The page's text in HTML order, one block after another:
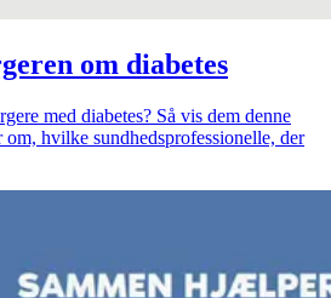
om diabetes
med diabetes? Så vis dem denne
hvilke sundhedsprofessionelle, der